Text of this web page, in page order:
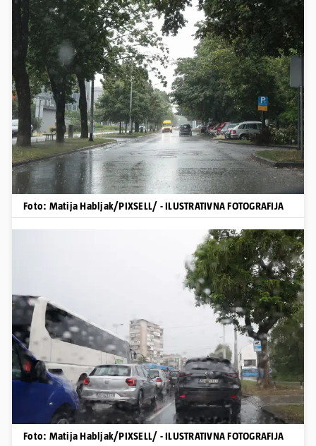
Foto: Matija Habljak/PIXSELL/ - ILUSTRATIVNA FOTOGRAFIJA
Foto: Matija Habljak/PIXSELL/ - ILUSTRATIVNA FOTOGRAFIJA